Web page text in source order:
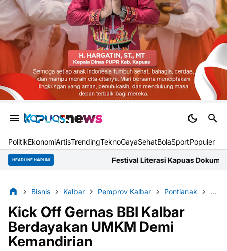
PolitikEkonomiArtisTrendingTeknoGayaSehatBolaSportPopuler
HEADLINE HARI INI
Festival Literasi Kapuas Dokumentasikan Narasi Lokal
Bisnis Kalbar Pemprov Kalbar Pontianak
Kick Off Gernas BBI Kalbar
Berdayakan UMKM Demi
Kemandirian